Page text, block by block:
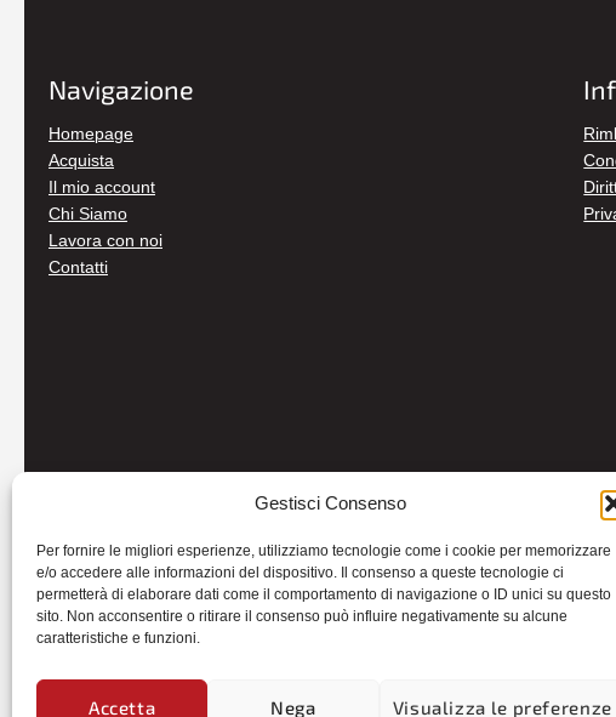
Gestisci Consenso
Per fornire le migliori esperienze, utilizziamo tecnologie come i cookie per memorizzare
e/o accedere alle informazioni del dispositivo. Il consenso a queste tecnologie ci
permetterà di elaborare dati come il comportamento di navigazione o ID unici su questo
sito. Non acconsentire o ritirare il consenso può influire negativamente su alcune
caratteristiche e funzioni.
Accetta Nega Visualizza le preferenze
Navigazione
Homepage
Acquista
Il mio account
Chi Siamo
Lavora con noi
Contatti
© 2026Autoricambi Seccia - P.IVA IT04434240711 -Credits